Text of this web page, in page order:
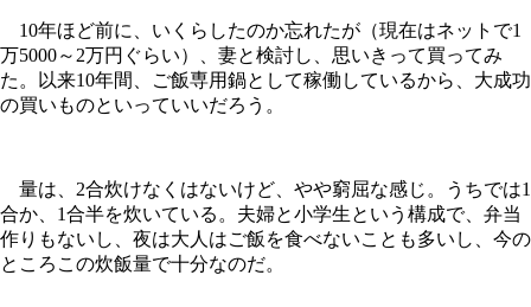
10年ほど前に、いくらしたのか忘れたが（現在はネットで1
万5000～2万円ぐらい）、妻と検討し、思いきって買ってみ
た。以来10年間、ご飯専用鍋として稼働しているから、大成功
の買いものといっていいだろう。
量は、2合炊けなくはないけど、やや窮屈な感じ。うちでは1
合か、1合半を炊いている。夫婦と小学生という構成で、弁当
作りもないし、夜は大人はご飯を食べないことも多いし、今の
ところこの炊飯量で十分なのだ。